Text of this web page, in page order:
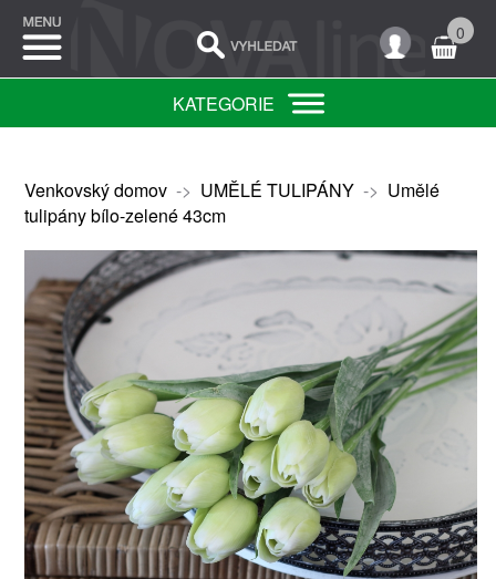
0
KATEGORIE
Venkovský domov-> UMĚLÉ TULIPÁNY-> Umělé
tulipány bílo-zelené 43cm